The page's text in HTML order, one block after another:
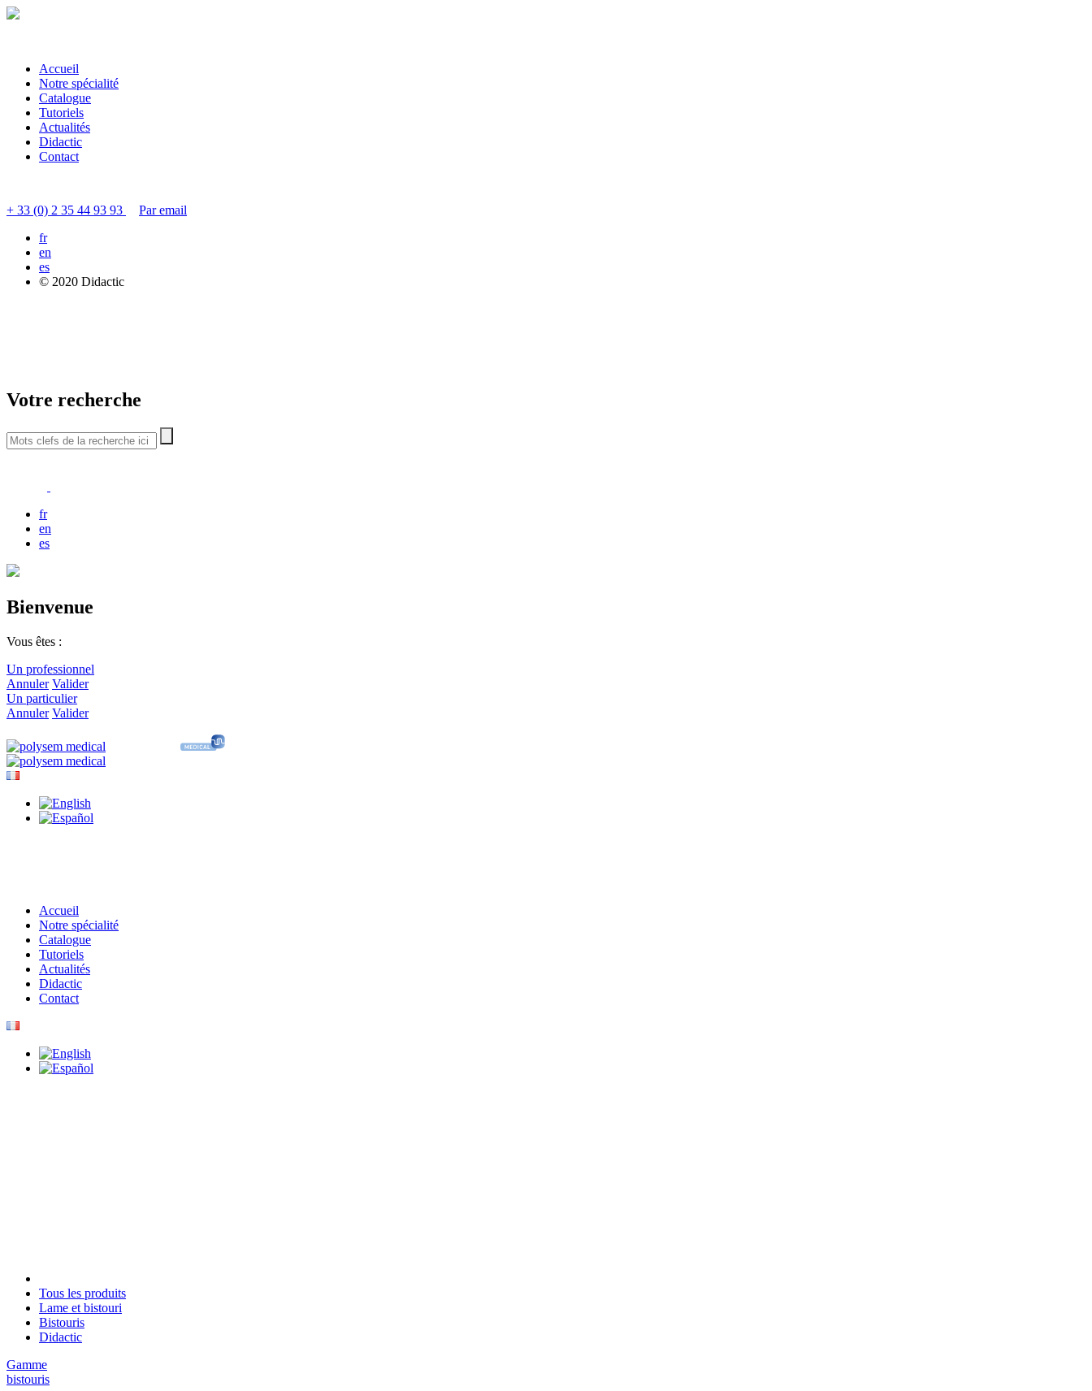
Accueil
Notre spécialité
Catalogue
Tutoriels
Actualités
Didactic
Contact
+ 33 (0) 2 35 44 93 93
Par email
fr
en
es
© 2020 Didactic
Votre recherche
fr
en
es
Bienvenue
Vous êtes :
Un professionnel
Annuler Valider
Un particulier
Annuler Valider
Accueil
Notre spécialité
Catalogue
Tutoriels
Actualités
Didactic
Contact
Tous les produits
Lame et bistouri
Bistouris
Didactic
Gamme
bistouris